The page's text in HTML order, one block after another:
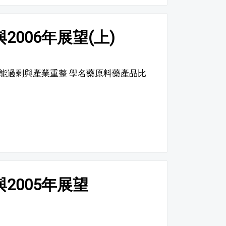
2006年展望(上)
過剩與產業重整 學名藥原料藥產品比
2005年展望